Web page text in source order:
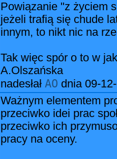
Powiązanie "z życiem
jeżeli trafią się chude
innym, to nikt nic na
Tak więc spór o to w
A.Olszańska
nadesłał AO dnia 09-
Ważnym elementem
przeciwko idei prac
przeciwko ich
pracy na oceny.